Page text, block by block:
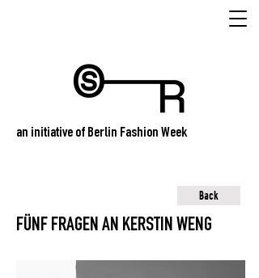
an initiative of Berlin Fashion Week
Back
FÜNF FRAGEN AN KERSTIN WENG